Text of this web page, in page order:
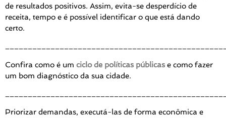
de resultados positivos. Assim, evita-se desperdício de
receita, tempo e é possível identificar o que está dando
certo.
Confira como é um ciclo de políticas públicase como fazer
um bom diagnóstico da sua cidade.
Priorizar demandas, executá-las de forma econômica e